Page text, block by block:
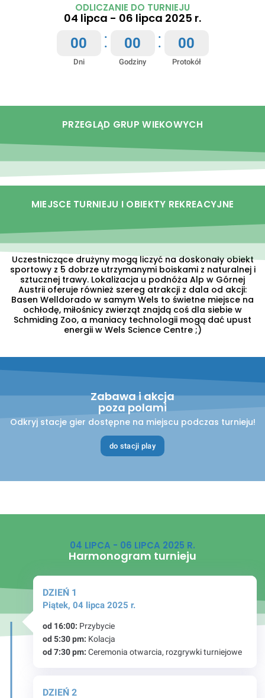
ODLICZANIE DO TURNIEJU
04 lipca - 06 lipca 2025 r.
00
Dni
: 00
Godziny
: 00
Protokół
PRZEGLĄD GRUP WIEKOWYCH
MIEJSCE TURNIEJU I OBIEKTY REKREACYJNE
Uczestniczące drużyny mogą liczyć na doskonały obiekt
sportowy z 5 dobrze utrzymanymi boiskami z naturalnej i
sztucznej trawy. Lokalizacja u podnóża Alp w Górnej
Austrii oferuje również szereg atrakcji z dala od akcji:
Basen Welldorado w samym Wels to świetne miejsce na
ochłodę, miłośnicy zwierząt znajdą coś dla siebie w
Schmiding Zoo, a maniacy technologii mogą dać upust
energii w Wels Science Centre ;)
Zabawa i akcja
poza polami
Odkryj stacje gier dostępne na miejscu podczas turnieju!
do stacji play
04 LIPCA - 06 LIPCA 2025 R.
Harmonogram turnieju
DZIEŃ 1
Piątek, 04 lipca 2025 r.
od 16:00: Przybycie
od 5:30 pm: Kolacja
od 7:30 pm: Ceremonia otwarcia, rozgrywki turniejowe
DZIEŃ 2